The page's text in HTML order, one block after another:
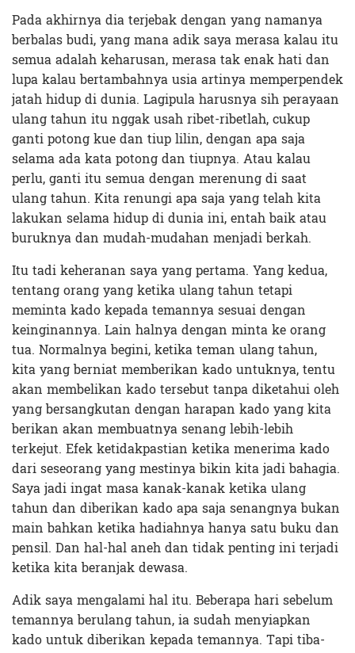
Pada akhirnya dia terjebak dengan yang namanya
berbalas budi, yang mana adik saya merasa kalau itu
semua adalah keharusan, merasa tak enak hati dan
lupa kalau bertambahnya usia artinya memperpendek
jatah hidup di dunia. Lagipula harusnya sih perayaan
ulang tahun itu nggak usah ribet-ribetlah, cukup
ganti potong kue dan tiup lilin, dengan apa saja
selama ada kata potong dan tiupnya. Atau kalau
perlu, ganti itu semua dengan merenung di saat
ulang tahun. Kita renungi apa saja yang telah kita
lakukan selama hidup di dunia ini, entah baik atau
buruknya dan mudah-mudahan menjadi berkah.
Itu tadi keheranan saya yang pertama. Yang kedua,
tentang orang yang ketika ulang tahun tetapi
meminta kado kepada temannya sesuai dengan
keinginannya. Lain halnya dengan minta ke orang
tua. Normalnya begini, ketika teman ulang tahun,
kita yang berniat memberikan kado untuknya, tentu
akan membelikan kado tersebut tanpa diketahui oleh
yang bersangkutan dengan harapan kado yang kita
berikan akan membuatnya senang lebih-lebih
terkejut. Efek ketidakpastian ketika menerima kado
dari seseorang yang mestinya bikin kita jadi bahagia.
Saya jadi ingat masa kanak-kanak ketika ulang
tahun dan diberikan kado apa saja senangnya bukan
main bahkan ketika hadiahnya hanya satu buku dan
pensil. Dan hal-hal aneh dan tidak penting ini terjadi
ketika kita beranjak dewasa.
Adik saya mengalami hal itu. Beberapa hari sebelum
temannya berulang tahun, ia sudah menyiapkan
kado untuk diberikan kepada temannya. Tapi tiba-